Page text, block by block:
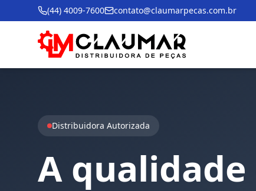
(44) 4009-7600 contato@claumarpecas.com.br
Distribuidora Autorizada
A qualidade